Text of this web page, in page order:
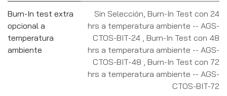
Burn-In test extra
opcional a
temperatura
ambiente
Sin Selección Burn-In Test con 24
hrs a temperatura ambiente -- AGS-
CTOS-BIT-24
Burn-In Test con 48
hrs a temperatura ambiente -- AGS-
CTOS-BIT-48
Burn-In Test con 72
hrs a temperatura ambiente -- AGS-
CTOS-BIT-72